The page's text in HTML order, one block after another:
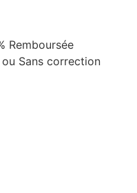
Remboursée
Sans correction